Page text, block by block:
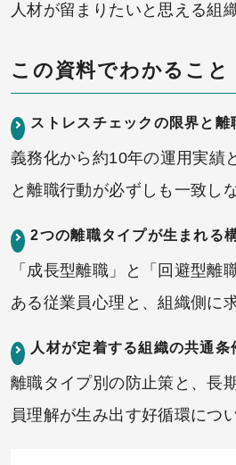
人材が留まりたいと思える組
この資料でわかること
ストレスチェックの限界と離
義務化から約10年の運用実績
と離職行動が必ずしも一致し
2つの離職タイプが生まれる
「成長型離職」と「回避型離
ある従業員心理と、組織側に
人材が定着する組織の共通条
離職タイプ別の防止策と、長
員理解が生み出す好循環につ